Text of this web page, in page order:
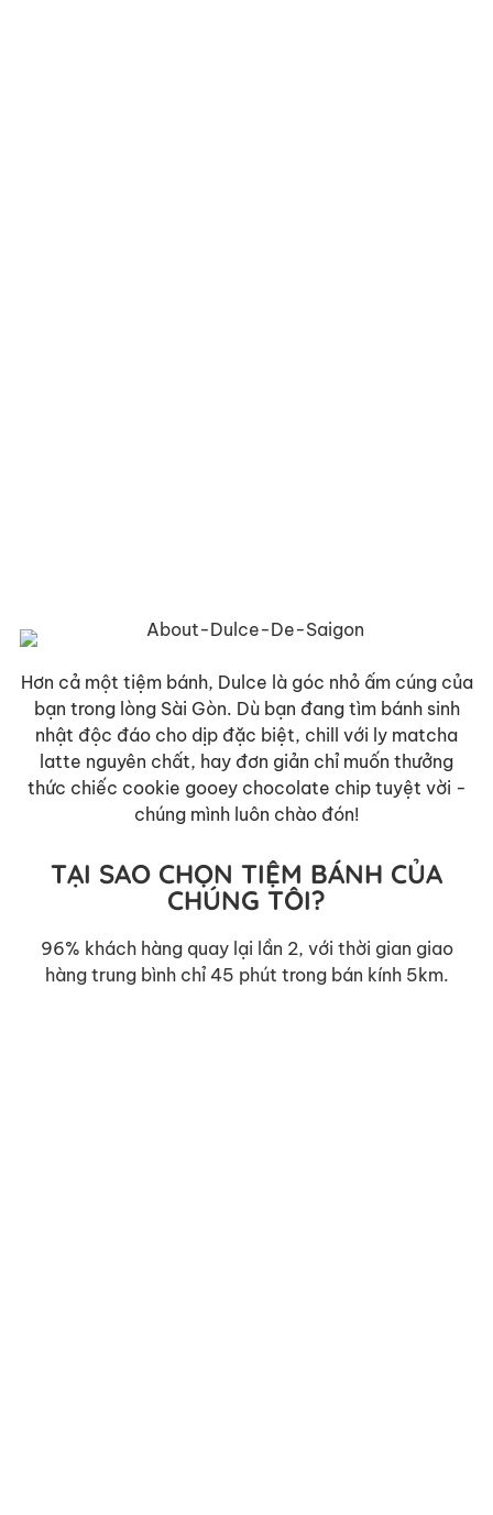
Hơn cả một tiệm bánh, Dulce là góc nhỏ ấm cúng của
bạn trong lòng Sài Gòn. Dù bạn đang tìm bánh sinh
nhật độc đáo cho dịp đặc biệt, chill với ly matcha
latte nguyên chất, hay đơn giản chỉ muốn thưởng
thức chiếc cookie gooey chocolate chip tuyệt vời -
chúng mình luôn chào đón!
TẠI SAO CHỌN TIỆM BÁNH CỦA
CHÚNG TÔI?
96% khách hàng quay lại lần 2, với thời gian giao
hàng trung bình chỉ 45 phút trong bán kính 5km.